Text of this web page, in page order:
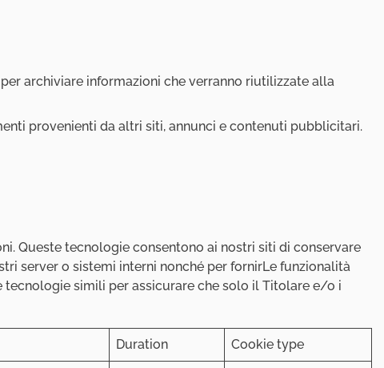
archiviare informazioni che verranno riutilizzate alla
provenienti da altri siti, annunci e contenuti pubblicitari.
Queste tecnologie consentono ai nostri siti di conservare
server o sistemi interni nonché per fornirLe funzionalità
simili per assicurare che solo il Titolare e/o i
Duration Cookie type